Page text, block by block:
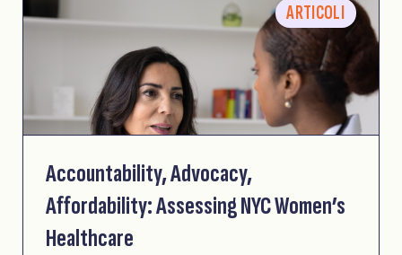
ARTICOLI
Accountability, Advocacy,
Affordability: Assessing NYC Women’s
Healthcare